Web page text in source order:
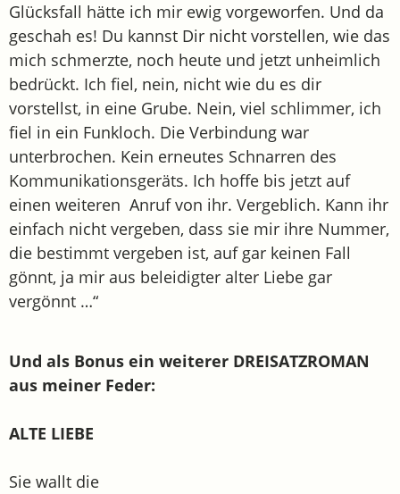
Glücksfall hätte ich mir ewig vorgeworfen. Und da
geschah es! Du kannst Dir nicht vorstellen, wie das
mich schmerzte, noch heute und jetzt unheimlich
bedrückt. Ich fiel, nein, nicht wie du es dir
vorstellst, in eine Grube. Nein, viel schlimmer, ich
fiel in ein Funkloch. Die Verbindung war
unterbrochen. Kein erneutes Schnarren des
Kommunikationsgeräts. Ich hoffe bis jetzt auf
einen weiteren Anruf von ihr. Vergeblich. Kann ihr
einfach nicht vergeben, dass sie mir ihre Nummer,
die bestimmt vergeben ist, auf gar keinen Fall
gönnt, ja mir aus beleidigter alter Liebe gar
vergönnt …“
Und als Bonus ein weiterer DREISATZROMAN
aus meiner Feder:
ALTE LIEBE
Sie wallt die